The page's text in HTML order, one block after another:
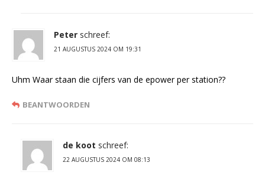
Peter schreef:
21 AUGUSTUS 2024 OM 19:31
Uhm Waar staan die cijfers van de epower per station??
BEANTWOORDEN
de koot schreef:
22 AUGUSTUS 2024 OM 08:13